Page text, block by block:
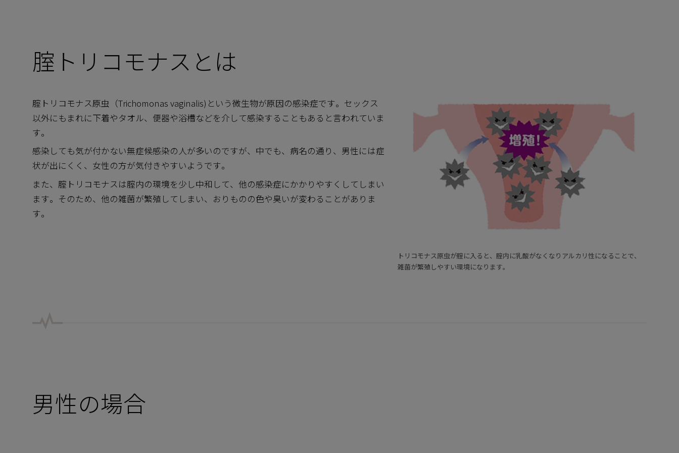
腟トリコモナスとは
腟トリコモナス原虫（Trichomonas vaginalis)という微生物が原因の感染症です。セックス
以外にもまれに下着やタオル、便器や浴槽などを介して感染することもあると言われていま
す。
感染しても気が付かない無症候感染の人が多いのですが、中でも、病名の通り、男性には症
状が出にくく、女性の方が気付きやすいようです。
また、腟トリコモナスは腟内の環境を少し中和して、他の感染症にかかりやすくしてしまい
ます。そのため、他の雑菌が繁殖してしまい、おりものの色や臭いが変わることがありま
す。
トリコモナス原虫が腟に入ると、腟内に乳酸がなくなりアルカリ性になることで、
雑菌が繁殖しやすい環境になります。
男性の場合